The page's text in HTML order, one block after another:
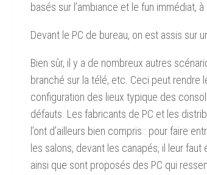
basés sur l’ambiance et le fun immédiat, à
Devant le PC de bureau, on est assis sur
Bien sûr, il y a de nombreux autres
branché sur la télé, etc. Ceci peut rendre
configuration des lieux typique des
défauts. Les fabricants de PC et les
l’ont d’ailleurs bien compris : pour faire
les salons, devant les canapés, il leur faut
ainsi que sont proposés des PC qui